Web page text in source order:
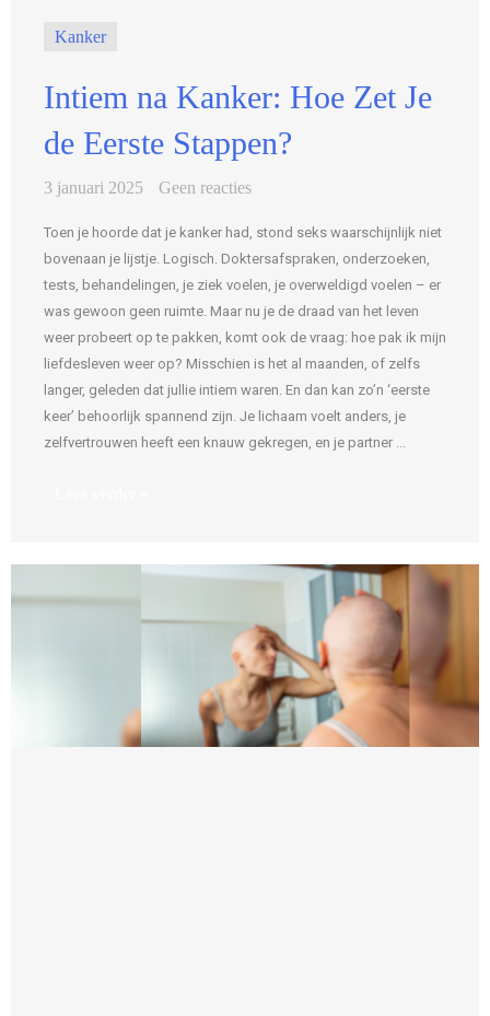
Kanker
Intiem na Kanker: Hoe Zet Je
de Eerste Stappen?
3 januari 2025 Geen reacties
Toen je hoorde dat je kanker had, stond seks waarschijnlijk niet
bovenaan je lijstje. Logisch. Doktersafspraken, onderzoeken,
tests, behandelingen, je ziek voelen, je overweldigd voelen – er
was gewoon geen ruimte. Maar nu je de draad van het leven
weer probeert op te pakken, komt ook de vraag: hoe pak ik mijn
liefdesleven weer op? Misschien is het al maanden, of zelfs
langer, geleden dat jullie intiem waren. En dan kan zo’n ‘eerste
keer’ behoorlijk spannend zijn. Je lichaam voelt anders, je
zelfvertrouwen heeft een knauw gekregen, en je partner ...